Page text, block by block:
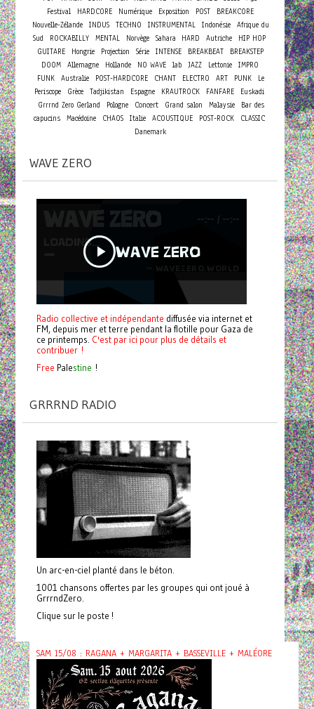
Festival
HARDCORE Numérique Exposition POST
BREAKCORE
Nouvelle-Zélande INDUS TECHNO INSTRUMENTAL Indonésie Afrique du
Sud
ROCKABILLY MENTAL Norvège Sahara HARD Autriche
HIP HOP
GUITARE
Hongrie Projection Série INTENSE BREAKBEAT
BREAKSTEP
DOOM Allemagne Hollande NO WAVE lab JAZZ Lettonie IMPRO
FUNK Australie POST-HARDCORE CHANT ELECTRO ART PUNK
Le
Periscope
Grèce Tadjikistan Espagne KRAUTROCK FANFARE
Euskadi
Grrrnd Zero Gerland
Pologne Concert Grand salon Malaysie
Bar des
capucins Macédoine CHAOS Italie ACOUSTIQUE POST-ROCK
CLASSIC
Danemark
WAVE ZERO
Radio collective et indépendante diffusée via internet et
FM, depuis mer et terre pendant la flotille pour Gaza de
ce printemps. C'est par ici pour plus de détails et
contribuer !
Free Palestine !
GRRRND RADIO
Un arc-en-ciel planté dans le béton.
1001 chansons offertes par les groupes qui ont joué à
GrrrndZero.
Clique sur le poste !
SAM 15/08 : RAGANA + MARGARITA + BASSEVILLE + MALÉORE